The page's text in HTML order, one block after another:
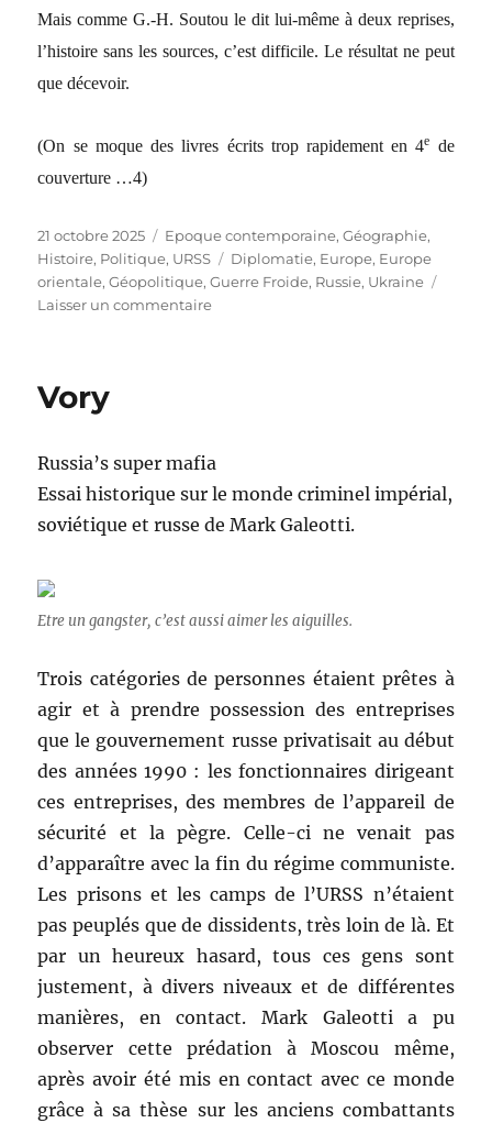
Mais comme G.-H. Soutou le dit lui-même à deux reprises,
l’histoire sans les sources, c’est difficile. Le résultat ne peut
que décevoir.
(On se moque des livres écrits trop rapidement en 4e de
couverture …4)
Publié
le
21 octobre 2025 Catégories
Epoque contemporaine,Géographie,
Histoire, Politique, URSS Étiquettes
Diplomatie, Europe, Europe
orientale,Géopolitique,Guerre Froide, Russie, Ukraine
Laisser un commentaire
Vory
Russia’s super mafia
Essai historique sur le monde criminel impérial,
soviétique et russe de Mark Galeotti.
Etre un gangster, c’est aussi aimer les aiguilles.
Trois catégories de personnes étaient prêtes à
agir et à prendre possession des entreprises
que le gouvernement russe privatisait au début
des années 1990 : les fonctionnaires dirigeant
ces entreprises, des membres de l’appareil de
sécurité et la pègre. Celle-ci ne venait pas
d’apparaître avec la fin du régime communiste.
Les prisons et les camps de l’URSS n’étaient
pas peuplés que de dissidents, très loin de là. Et
par un heureux hasard, tous ces gens sont
justement, à divers niveaux et de différentes
manières, en contact. Mark Galeotti a pu
observer cette prédation à Moscou même,
après avoir été mis en contact avec ce monde
grâce à sa thèse sur les anciens combattants